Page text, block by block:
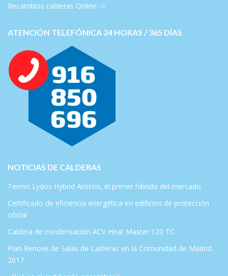
Recambios calderas Online ->
ATENCIÓN TELEFÓNICA 24 HORAS / 365 DÍAS
NOTICIAS DE CALDERAS
Termo Lydos Hybrid Ariston, el primer híbrido del mercado
Certificado de eficiencia energética en edificios de protección
oficial
Caldera de condensación ACV Heat Master 120 TC
Plan Renove de Salas de Calderas en la Comunidad de Madrid
2017